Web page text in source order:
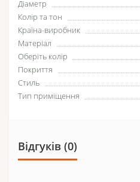
Діаметр
Колір та тон
Країна-виробник
Матеріал
Оберіть колір
Покриття
Стиль
Тип приміщення
Відгуків (0)